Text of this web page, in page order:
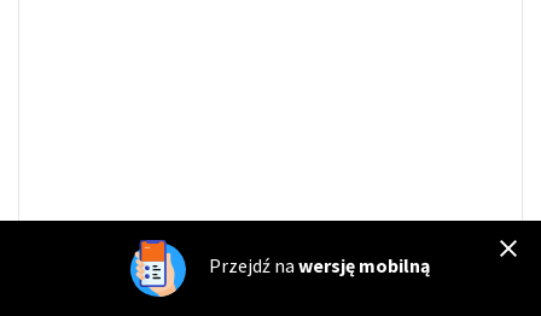
Klamko-uchwyt CLASSIC 90 WB nikiel satyna prawy
Przejdź na wersję mobilną